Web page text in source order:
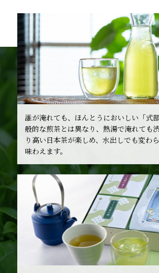
誰が淹れても、ほんとうにおいしい「式
般的な煎茶とは異なり、熱湯で淹れても
り高い日本茶が楽しめ、水出しでも変わ
味わえます。